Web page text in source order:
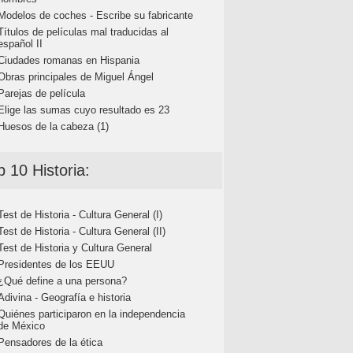
de coches - Escribe su fabricante
de películas mal traducidas al
II
romanas en Hispania
principales de Miguel Ángel
de película
las sumas cuyo resultado es 23
de la cabeza (1)
10 Historia:
de Historia - Cultura General (I)
de Historia - Cultura General (II)
de Historia y Cultura General
de los EEUU
define a una persona?
- Geografía e historia
participaron en la independencia
México
de la ética